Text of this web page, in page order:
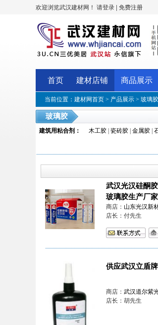
欢迎浏览武汉建材网！ 请登录 | 免费注册
首页 建材店铺 商品展示
当前位置： 建材网首页 > 产品展示 > 玻璃胶
玻璃胶
建筑用粘合剂 ： 木工胶 瓷砖胶 金属胶
武汉光汉硅酮
玻璃胶生产厂家
商店： 山东光汉新
店长：付先生
供应武汉立盾
商店： 武汉道尔紫
店长：胡先生